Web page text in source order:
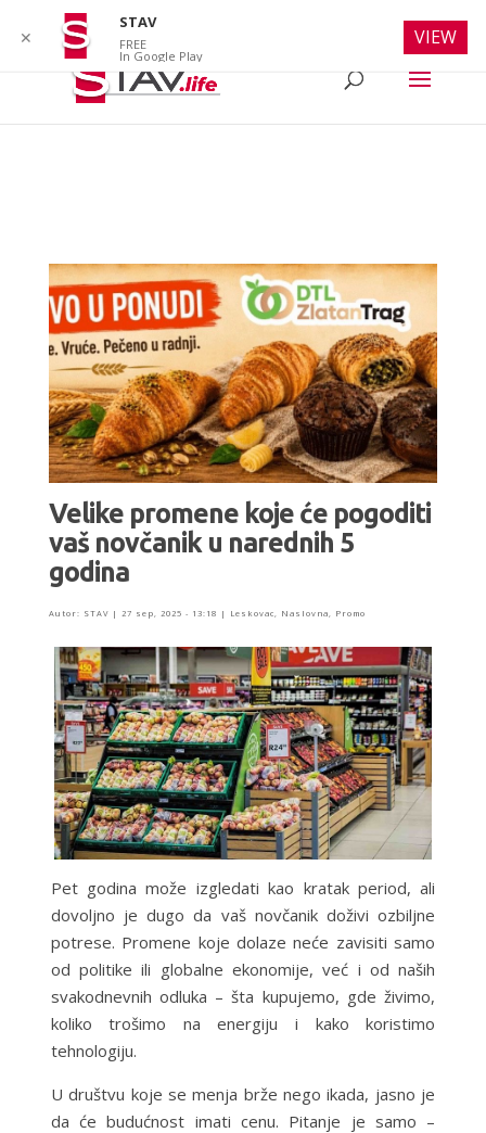
Velike promene koje će pogoditi
vaš novčanik u narednih 5
godina
Autor: STAV| 27 sep, 2025 - 13:18 | Leskovac Naslovna Promo
Pet godina može izgledati kao kratak period, ali
dovoljno je dugo da vaš novčanik doživi ozbiljne
potrese. Promene koje dolaze neće zavisiti samo
od politike ili globalne ekonomije, već i od naših
svakodnevnih odluka – šta kupujemo, gde živimo,
koliko trošimo na energiju i kako koristimo
tehnologiju.
U društvu koje se menja brže nego ikada, jasno je
da će budućnost imati cenu. Pitanje je samo –
✕
STAV
FREE
In Google Play
VIEW